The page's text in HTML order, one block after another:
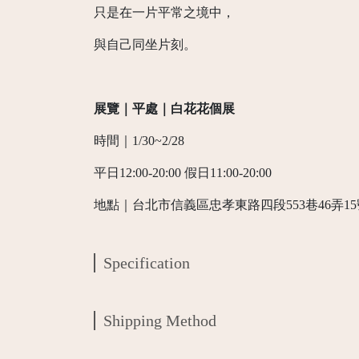
只是在一片平常之境中，
與自己同坐片刻。
展覽｜平處｜白花花個展
時間｜1/30~2/28
平日12:00-20:00 假日11:00-20:00
地點｜台北市信義區忠孝東路四段553巷46弄
Specification
Shipping Method